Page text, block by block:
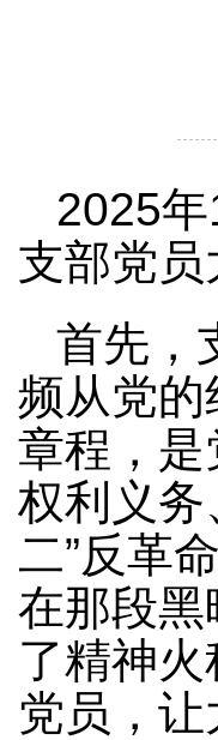
2025
支部党
首先，
频从党
章程，
权利义务
二”反革
在那段
了精神
党员，